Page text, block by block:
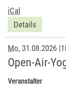
iCal
Details
Mo, 31.08.2026 |
Open-Air-
Veranstalter